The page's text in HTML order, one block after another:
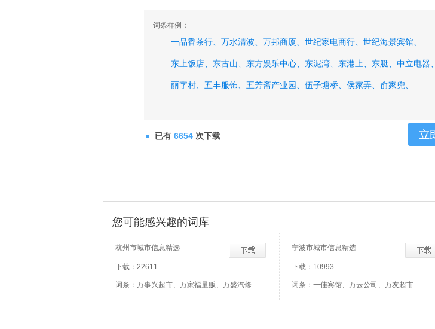
词条样例：
一品香茶行、 万水清波、 万邦商厦、 世纪家电商行、 世纪海景宾馆、
东上饭店、 东古山、 东方娱乐中心、 东泥湾、 东港上、 东艇、 中立电器、
丽字村、 五丰服饰、 五芳斋产业园、 伍子塘桥、 侯家弄、 俞家兜、
已有 6654 次下载
您可能感兴趣的词库
杭州市城市信息精选
下载：22611
词条：万事兴超市、万家福量贩、万盛汽修
宁波市城市信息精选
下载：10993
词条：一佳宾馆、万云公司、万友超市